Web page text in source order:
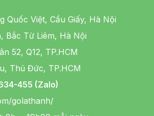
Quốc Việt, Cầu Giấy, Hà Nội
Bắc Từ Liêm, Hà Nội
52, Q12, TP.HCM
Thủ Đức, TP.HCM
455 (Zalo)
golathanh/